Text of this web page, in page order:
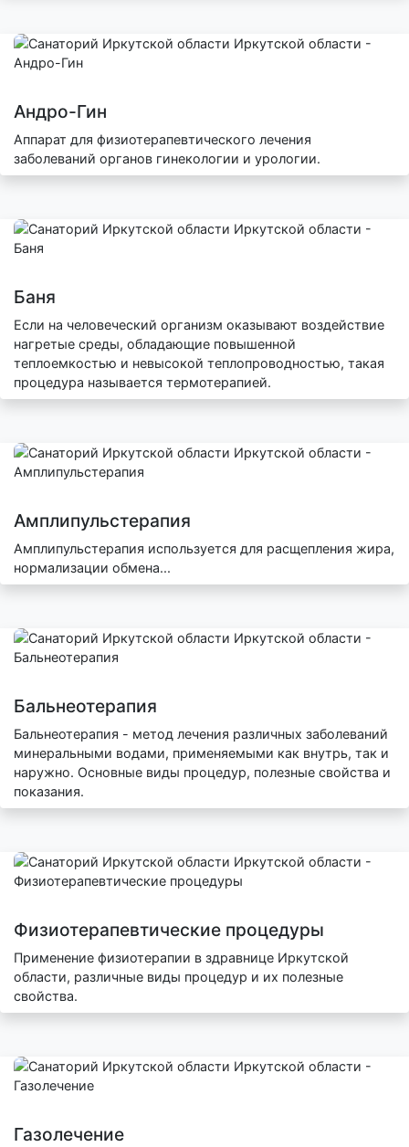
Андро-Гин
Аппарат для физиотерапевтического лечения
заболеваний органов гинекологии и урологии.
Баня
Если на человеческий организм оказывают воздействие
нагретые среды, обладающие повышенной
теплоемкостью и невысокой теплопроводностью, такая
процедура называется термотерапией.
Амплипульстерапия
Амплипульстерапия используется для расщепления жира,
нормализации обмена...
Бальнеотерапия
Бальнеотерапия - метод лечения различных заболеваний
минеральными водами, применяемыми как внутрь, так и
наружно. Основные виды процедур, полезные свойства и
показания.
Физиотерапевтические процедуры
Применение физиотерапии в здравнице Иркутской
области, различные виды процедур и их полезные
свойства.
Газолечение